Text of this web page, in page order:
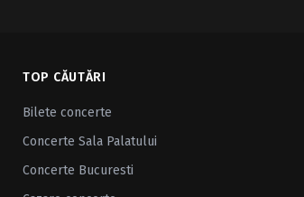
TOP CĂUTĂRI
Bilete concerte
Concerte Sala Palatului
Concerte Bucuresti